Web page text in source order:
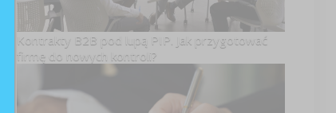
Kontrakty B2B pod lupą PIP. Jak przygotować
firmę do nowych kontroli?